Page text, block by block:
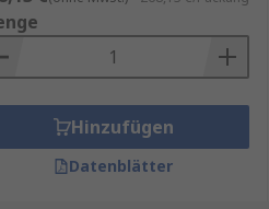
Hinzufügen
Datenblätter